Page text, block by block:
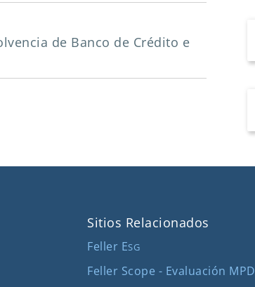
de Banco de Crédito e
Sitios Relacionados
Feller ESG
Feller Scope - Evaluación MPD